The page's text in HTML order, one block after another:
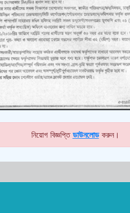
নিয়োগ বিজ্ঞপ্তি ডাউনলোডকরুন।